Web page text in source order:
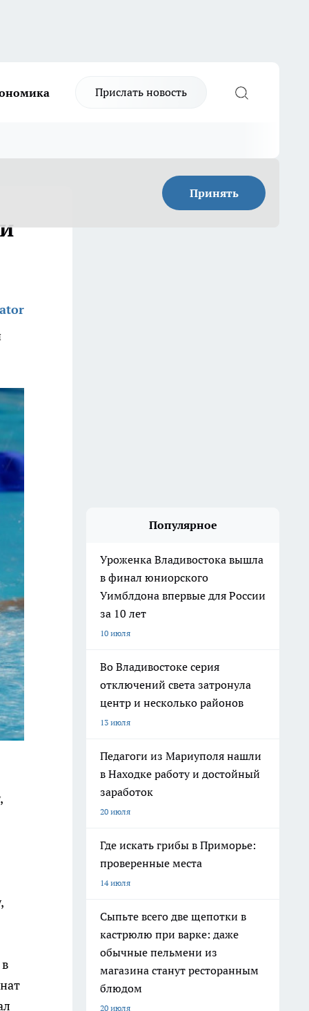
Прислать новость
Принять
Популярное
Уроженка Владивостока вышла
в финал юниорского
Уимблдона впервые для России
за 10 лет
10 июля
Во Владивостоке серия
отключений света затронула
центр и несколько районов
13 июля
Педагоги из Мариуполя нашли
в Находке работу и достойный
заработок
20 июля
Где искать грибы в Приморье:
проверенные места
14 июля
Сыпьте всего две щепотки в
кастрюлю при варке: даже
обычные пельмени из
магазина станут ресторанным
блюдом
20 июля